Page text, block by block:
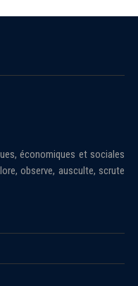
économiques et sociales
observe, ausculte, scrute